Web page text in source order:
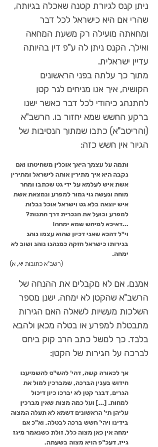
ניתן קנס לגיורת קטנה שאכלה בגיותה,
שהרי אם היא כישראל לכל דבר
ומחאתה מועילה רק משעת המחאה
ואילך, הקנס ניתן לה ע"פ דין בהיותה
עדיין ישראלית.
מתוך כך עלתה בפני הראשונים
הקושיה, איך אנו מניחים לגר קטן
להתנהג כיהודי לכל דבר כאשר ישנו
ברקע החשש שמא יחזור בו. הרשב"א
(והריטב"א) כתבו שמתוך הנסיבות של
הגיור אין חשש כזה:
ותמה על עצמך היאך אוכלין משחיטתו ואם
נקבה היא איך מתירין אותה לישראל ומתירין
אשת איש לעלמא על ידי גט שכתבו ומחר
מוחה ונעשה גוי גמור למפרע ונמצאת אשת
איש יוצאה בלא גט וישראל אוכל נבלות
למפרע ובועל את הנכרית דרך חתנות?
...דאיכא למיחש שמא ימחה!
וי"ל דהכא שאני דכיון שהוא עצמו נוהג
בגירותו כישראל חזקה כמנהגו נוהג ושוב לא
ימחה.
(רשב"א כתובות יא, א)
אמנם, אם לא מקבלים את ההנחה של
הרשב"א שהקטן לא ימחה, ישנן מספר
השלכות מעשיות לשאלה האם הגירות
מתבטלת למפרע או בטלה מכאן ולהבא
בלבד. כך למשל כתב הרב קוק ביחס
לברכה על הגירות של הקטן:
אך לכאורה קשה, דהי' להש"ס להשמיענו
חידוש בענין הברכה, שמברכין למול את
הגרים, דבגר קטן לא יברכו כיון דיכול
למחות. [...] ועל כמה מצות שאין מברכין
עליהן תי' הראשונים דשמא לא תעלה המצוה
בידינו ויהי' חשש ברכה לבטלה, וא"כ אם
ימחה אין כאן מצוה כלל, זולת כשנאמר מיגז
גייז, דעכ"פ הויא מצוה בשעתה.